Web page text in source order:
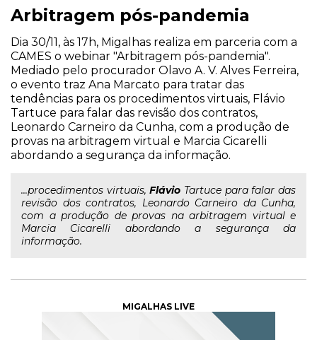
Arbitragem pós-pandemia
Dia 30/11, às 17h, Migalhas realiza em parceria com a
CAMES o webinar "Arbitragem pós-pandemia".
Mediado pelo procurador Olavo A. V. Alves Ferreira,
o evento traz Ana Marcato para tratar das
tendências para os procedimentos virtuais, Flávio
Tartuce para falar das revisão dos contratos,
Leonardo Carneiro da Cunha, com a produção de
provas na arbitragem virtual e Marcia Cicarelli
abordando a segurança da informação.
...procedimentos virtuais,Flávio Tartuce para falar das
revisão dos contratos, Leonardo Carneiro da Cunha,
com a produção de provas na arbitragem virtual e
Marcia Cicarelli abordando a segurança da
informação.
MIGALHAS LIVE